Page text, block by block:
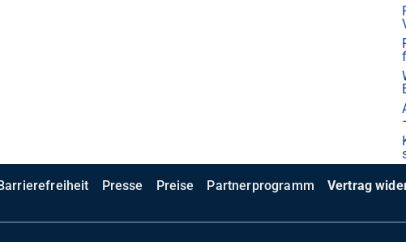
Presse Preise Partnerprogramm Vertrag